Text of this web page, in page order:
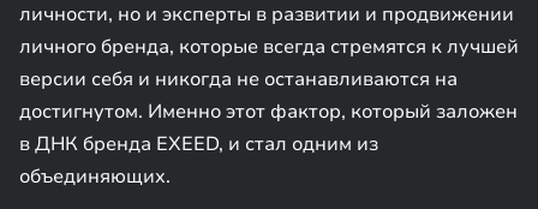
личности, но и эксперты в развитии и продвижении
личного бренда, которые всегда стремятся к лучшей
версии себя и никогда не останавливаются на
достигнутом. Именно этот фактор, который заложен
в ДНК бренда EXEED, и стал одним из
объединяющих.